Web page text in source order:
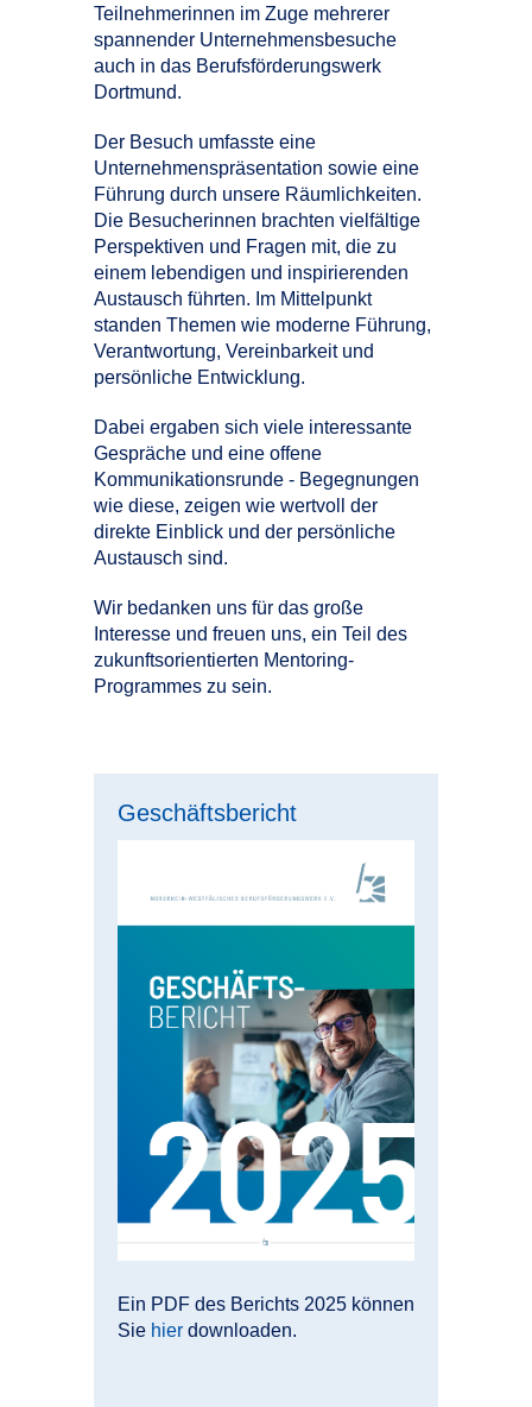
Teilnehmerinnen im Zuge mehrerer
spannender Unternehmensbesuche
auch in das Berufsförderungswerk
Dortmund.
Der Besuch umfasste eine
Unternehmenspräsentation sowie eine
Führung durch unsere Räumlichkeiten.
Die Besucherinnen brachten vielfältige
Perspektiven und Fragen mit, die zu
einem lebendigen und inspirierenden
Austausch führten. Im Mittelpunkt
standen Themen wie moderne Führung,
Verantwortung, Vereinbarkeit und
persönliche Entwicklung.
Dabei ergaben sich viele interessante
Gespräche und eine offene
Kommunikationsrunde - Begegnungen
wie diese, zeigen wie wertvoll der
direkte Einblick und der persönliche
Austausch sind.
Wir bedanken uns für das große
Interesse und freuen uns, ein Teil des
zukunftsorientierten Mentoring-
Programmes zu sein.
Geschäftsbericht
Ein PDF des Berichts 2025 können
Sie hier downloaden.